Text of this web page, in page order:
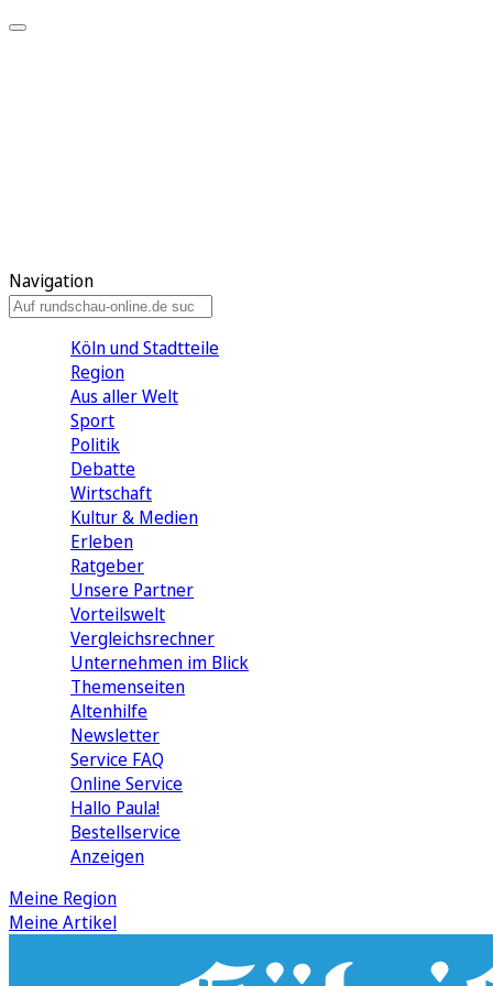
Navigation
Köln und Stadtteile
Region
Aus aller Welt
Sport
Politik
Debatte
Wirtschaft
Kultur & Medien
Erleben
Ratgeber
Unsere Partner
Vorteilswelt
Vergleichsrechner
Unternehmen im Blick
Themenseiten
Altenhilfe
Newsletter
Service FAQ
Online Service
Hallo Paula!
Bestellservice
Anzeigen
Meine Region
Meine Artikel